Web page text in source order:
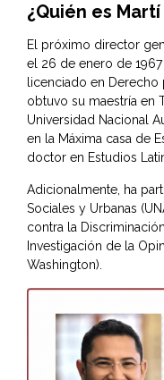
¿Quién es
El próximo director
el 26 de enero de
licenciado en Derecho
obtuvo su maestría en
Universidad Nacional
en la Máxima casa de
doctor en Estudios
Adicionalmente, ha
Sociales y Urbanas
contra la
Investigación de la
Washington).